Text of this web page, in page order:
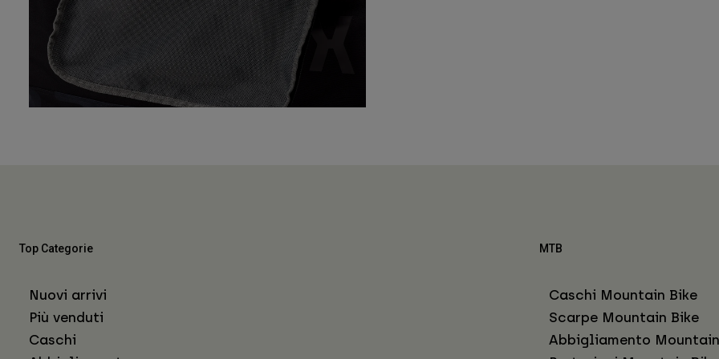
Top Categorie
Nuovi arrivi
Più venduti
Caschi
MTB
Caschi Mountain Bike
Scarpe Mountain Bike
Abbigliamento